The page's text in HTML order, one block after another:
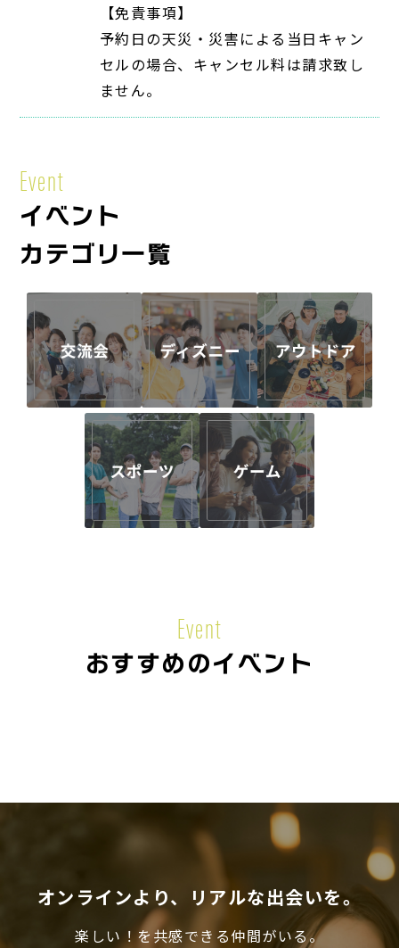
【免責事項】
予約日の天災・災害による当日キャン
セルの場合、キャンセル料は請求致し
ません。
Event
イベント
カテゴリ一覧
Event
おすすめのイベント
オンラインより、リアルな出会いを。
楽しい！を共感できる仲間がいる。